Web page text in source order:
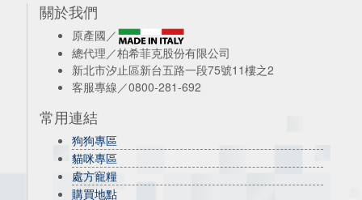
關於我們
原產國／
總代理／柏希菲克股份有限公司
新北市汐止區新台五路一段75號11樓之2
客服專線／0800-281-692
常用連結
狗狗專區
貓咪專區
處方寵糧
購買地點